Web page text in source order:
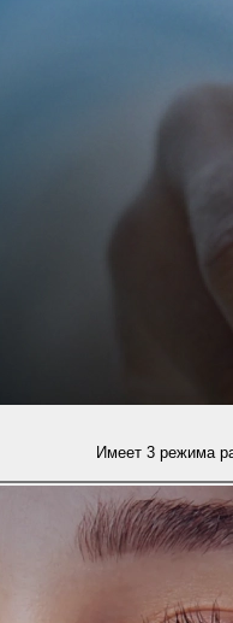
Имеет 3 режима